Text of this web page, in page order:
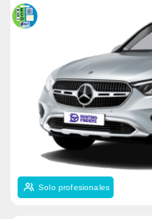
Solo profesionales